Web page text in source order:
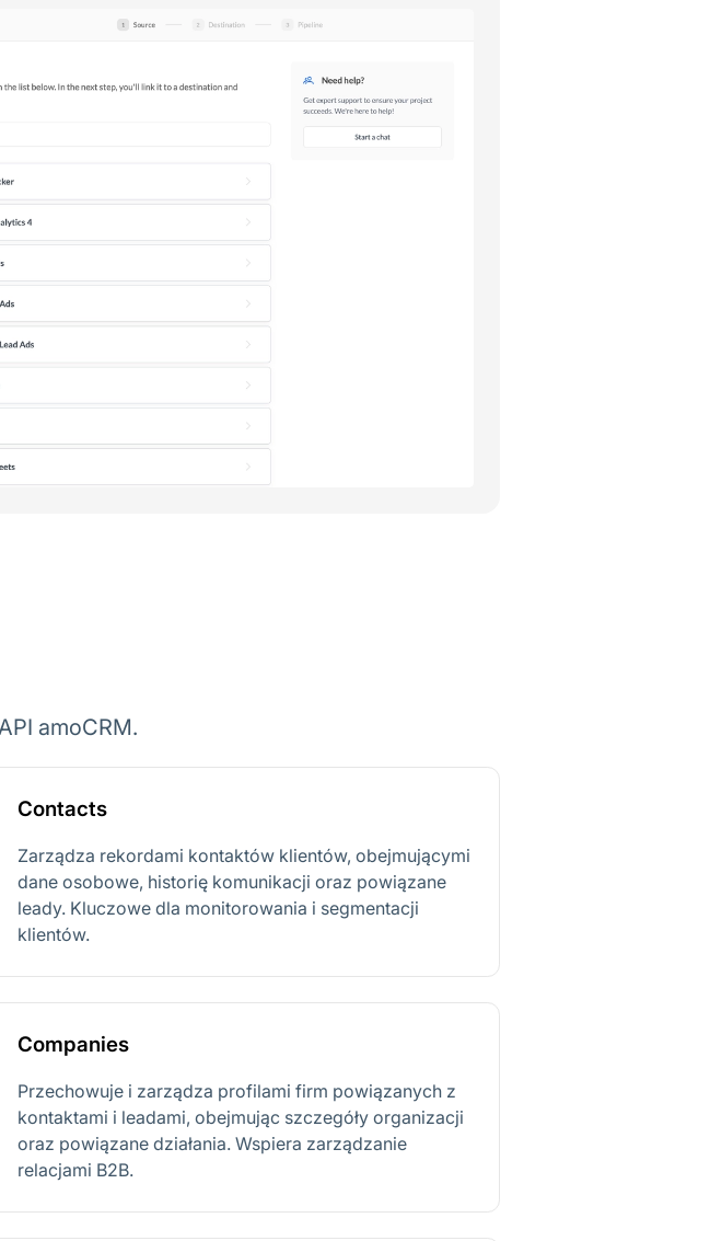
amoCRM.
Contacts
Zarządza rekordami kontaktów klientów, obejmującymi
dane osobowe, historię komunikacji oraz powiązane
leady. Kluczowe dla monitorowania i segmentacji
klientów.
Companies
Przechowuje i zarządza profilami firm powiązanych z
kontaktami i leadami, obejmując szczegóły organizacji
oraz powiązane działania. Wspiera zarządzanie
relacjami B2B.